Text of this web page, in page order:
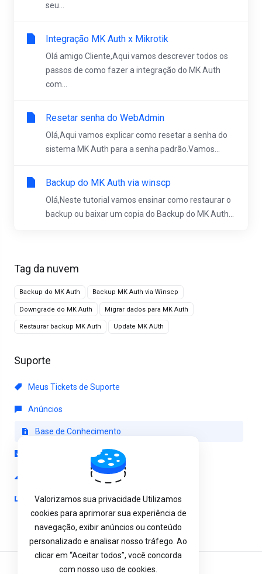
Tag da nuvem
Backup do MK Auth Backup MK Auth via Winscp
Downgrade do MK Auth Migrar dados para MK Auth
Restaurar backup MK Auth Update MK AUth
Suporte
Meus Tickets de Suporte
Anúncios
Base de Conhecimento
Abrir Ticket
seu...
Integração MK Auth x Mikrotik
Olá amigo Cliente,Aqui vamos descrever todos os
passos de como fazer a integração do MK Auth
com...
Resetar senha do WebAdmin
Olá,Aqui vamos explicar como resetar a senha do
sistema MK Auth para a senha padrão.Vamos...
Backup do MK Auth via winscp
Olá,Neste tutorial vamos ensinar como restaurar o
backup ou baixar um copia do Backup do MK Auth...
Valorizamos sua privacidade Utilizamos
cookies para aprimorar sua experiência de
navegação, exibir anúncios ou conteúdo
personalizado e analisar nosso tráfego. Ao
clicar em “Aceitar todos”, você concorda
com nosso uso de cookies.